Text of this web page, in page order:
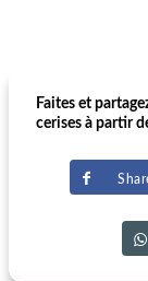
Faites et
cerises à partir